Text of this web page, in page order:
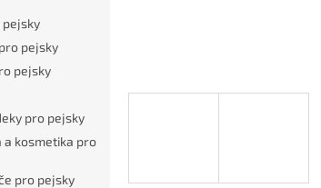
pejsky
pejsky
pejsky
pro pejsky
a kosmetika pro
pro pejsky